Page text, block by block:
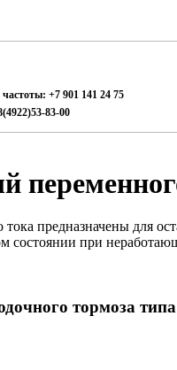
+7 901 141 24 75
83-00
предназначены для
состоянии при
тормоза